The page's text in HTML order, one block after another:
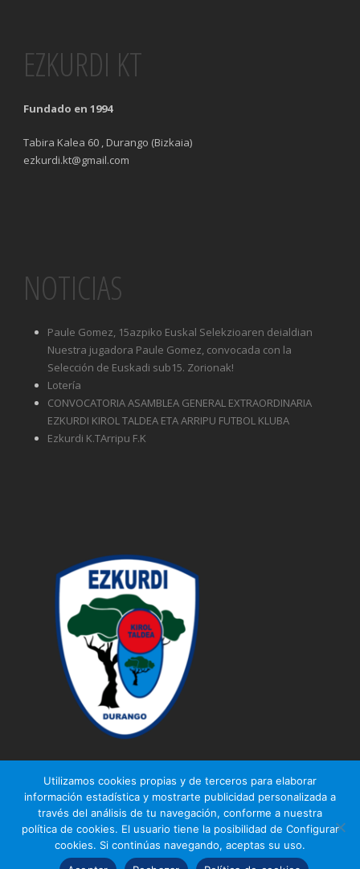
EZKURDI KT
Fundado en 1994
Tabira Kalea 60 , Durango (Bizkaia)
ezkurdi.kt@gmail.com
NOTICIAS
Paule Gomez, 15azpiko Euskal Selekzioaren deialdian
Nuestra jugadora Paule Gomez, convocada con la
Selección de Euskadi sub15. Zorionak!
Lotería
CONVOCATORIA ASAMBLEA GENERAL EXTRAORDINARIA
EZKURDI KIROL TALDEA ETA ARRIPU FUTBOL KLUBA
Ezkurdi K.TArripu F.K
© Ezkurdi KT
Aviso legal | Política de privacidad Política de cookies
Utilizamos cookies propias y de terceros para elaborar
información estadística y mostrarte publicidad personalizada a
través del análisis de tu navegación, conforme a nuestra
política de cookies. El usuario tiene la posibilidad de Configurar
cookies. Si continúas navegando, aceptas su uso.